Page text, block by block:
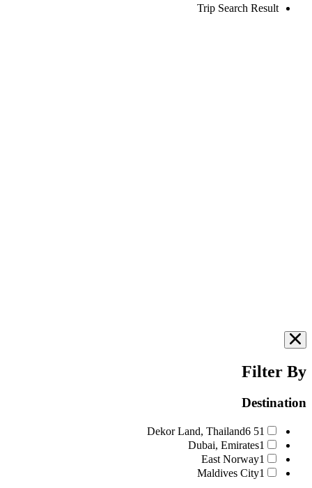
Trip Search Result
Filter By
Destination
51 Dekor Land, Thailand
6
Dubai, Emirates1
East Norway1
Maldives City1